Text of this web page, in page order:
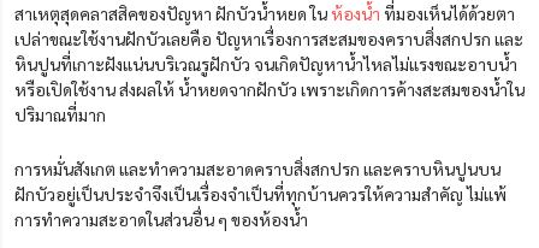
สาเหตุสุดคลาสสิคของปัญหา ฝักบัวน้ำหยด ใน ห้องน้ำ ที่มองเห็นได้ด้วยตา
เปล่าขณะใช้งานฝักบัวเลยคือ ปัญหาเรื่องการสะสมของคราบสิ่งสกปรก และ
หินปูนที่เกาะฝังแน่นบริเวณรูฝักบัว จนเกิดปัญหาน้ำไหลไม่แรงขณะอาบน้ำ
หรือเปิดใช้งาน ส่งผลให้ น้ำหยดจากฝักบัว เพราะเกิดการค้างสะสมของน้ำใน
ปริมาณที่มาก
การหมั่นสังเกต และทำความสะอาดคราบสิ่งสกปรก และคราบหินปูนบน
ฝักบัวอยู่เป็นประจำจึงเป็นเรื่องจำเป็นที่ทุกบ้านควรให้ความสำคัญ ไม่แพ้
การทำความสะอาดในส่วนอื่น ๆ ของห้องน้ำ